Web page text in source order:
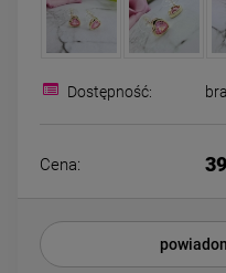
Bransoletka srebrna STAL
CHIRURGICZNA żmijka
Dostępność:
Cena: